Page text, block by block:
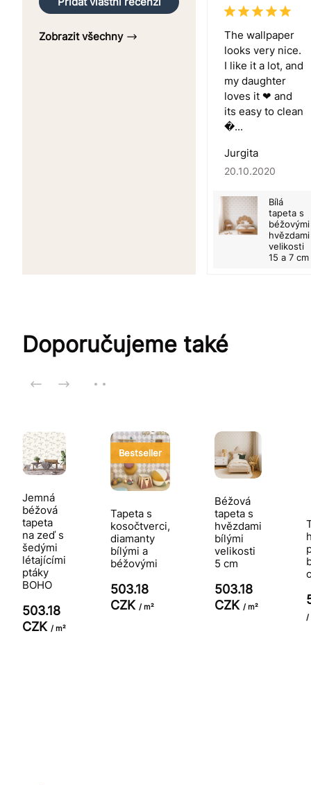
Zobrazit všechny
The wallpaper
looks very nice.
I like it a lot, and
my daughter
loves it ❤ and
its easy to clean
�...
Jurgita
20.10.2020
Bílá
tapeta s
béžovými
hvězdami
velikosti
15 a 7 cm
Doporučujeme také
Jemná
béžová
tapeta
na zeď s
šedými
létajícími
ptáky
BOHO
503.18
CZK / m²
Bestseller
Tapeta s
kosočtverci,
diamanty
bílými a
béžovými
503.18
CZK / m²
Béžová
tapeta s
hvězdami
bílými
velikosti
5 cm
503.18
CZK / m²
/